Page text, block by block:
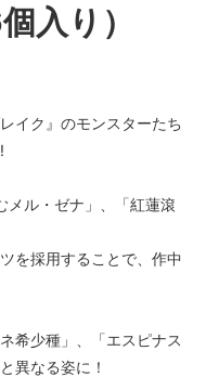
入り）
イク』のモンスターたち
メル・ゼナ」、「紅蓮滾
を採用することで、作中
希少種」、「エスピナス
異なる姿に！